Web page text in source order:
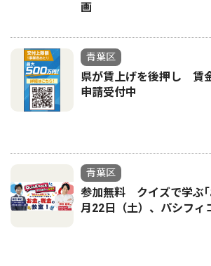
画
青葉区
県が賃上げを後押し 賃
申請受付中
青葉区
参加無料 クイズで学ぶ
月22日（土）、パシフィ